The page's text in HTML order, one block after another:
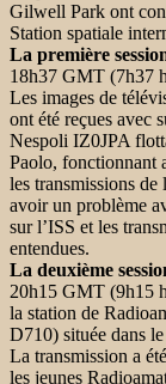
Gilwell Park ont
Station spatiale
La première
18h37 GMT (7h37
Les images de
ont été reçues avec
Nespoli IZ0JPA
Paolo, fonctionnant
les transmissions
avoir un problème
sur l’ISS et les
entendues.
La deuxième
20h15 GMT (9h15
la station de
D710) située dans
La transmission a
les jeunes